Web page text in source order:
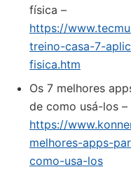
física –
https://
treino-casa-7-
fisica.htm
Os 7 melhores
de como usá-los –
https://
melhores-apps-
como-usa-los